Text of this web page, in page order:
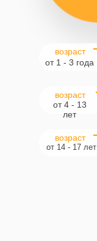
возраст
от 1 - 3 года
возраст
от 4 - 13
лет
возраст
от 14 - 17 лет